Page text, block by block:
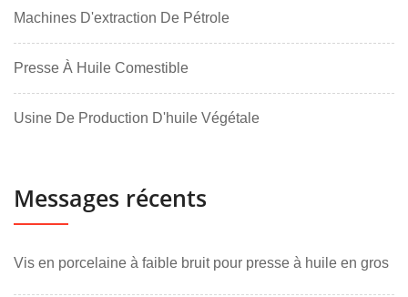
Machines D'extraction De Pétrole
Presse À Huile Comestible
Usine De Production D'huile Végétale
Messages récents
Vis en porcelaine à faible bruit pour presse à huile en gros